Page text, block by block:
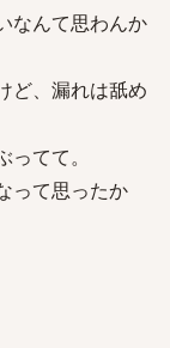
なんて思わんか
ど、漏れは舐め
てて。
って思ったか